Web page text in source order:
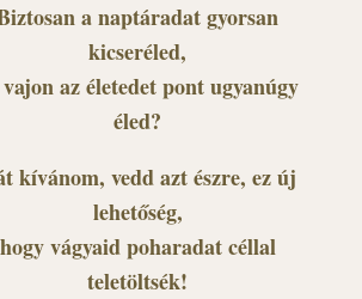
a naptáradat gyorsan
kicseréled,
az életedet pont ugyanúgy
éled?
kívánom, vedd azt észre, ez új
lehetőség,
hogy vágyaid poharadat céllal
teletöltsék!